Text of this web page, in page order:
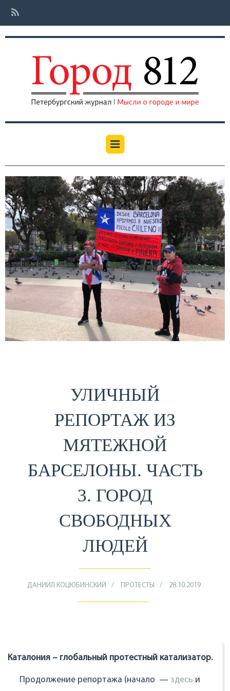
УЛИЧНЫЙ
РЕПОРТАЖ ИЗ
МЯТЕЖНОЙ
БАРСЕЛОНЫ. ЧАСТЬ
3. ГОРОД
СВОБОДНЫХ
ЛЮДЕЙ
ДАНИИЛ КОЦЮБИНСКИЙ ПРОТЕСТЫ 28.10.2019
Каталония – глобальный протестный катализатор.
Продолжение репортажа (начало — здесь и